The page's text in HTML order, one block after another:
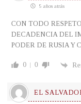
5 años atrás
CON TODO
DECADENCIA DEL
PODER DE RUSIA Y
0 0
EL